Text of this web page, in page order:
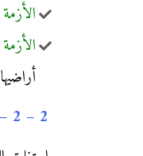
الأزمة
الأزمة
2 – 2 – اندلاع الحرب العالمية الأولى: